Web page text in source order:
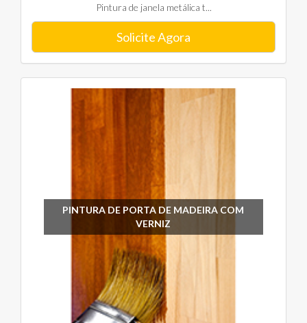
Pintura de janela metálica t...
Solicite Agora
PINTURA DE PORTA DE MADEIRA COM
VERNIZ